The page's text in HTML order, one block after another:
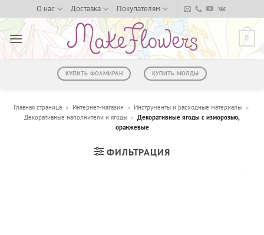
to
content
О нас Доставка Покупателям
0
КУПИТЬ ФОАМИРАН КУПИТЬ МОЛДЫ
Главная страница » Интернет-магазин » Инструменты и расходные материалы »
Декоративные наполнители и ягоды » Декоративные ягоды с изморозью,
оранжевые
ФИЛЬТРАЦИЯ